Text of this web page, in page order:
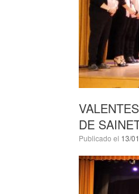
DE
Publicado el 13/